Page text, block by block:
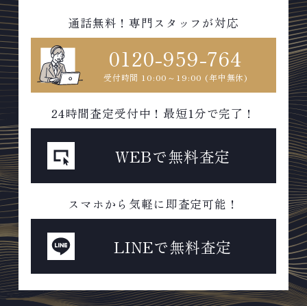
通話無料！専門スタッフが対応
0120-959-764
受付時間 10:00～19:00 (年中無休)
24時間査定受付中！最短1分で完了！
WEBで無料査定
スマホから気軽に即査定可能！
LINEで無料査定